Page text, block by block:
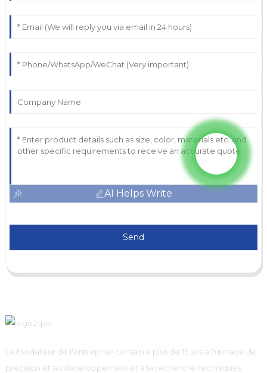
AI Helps Write
Send
Le fondateur de l'entreprise consacre plus de 15 ans à l'usinage de
précision et au développement et à la recherche techniques